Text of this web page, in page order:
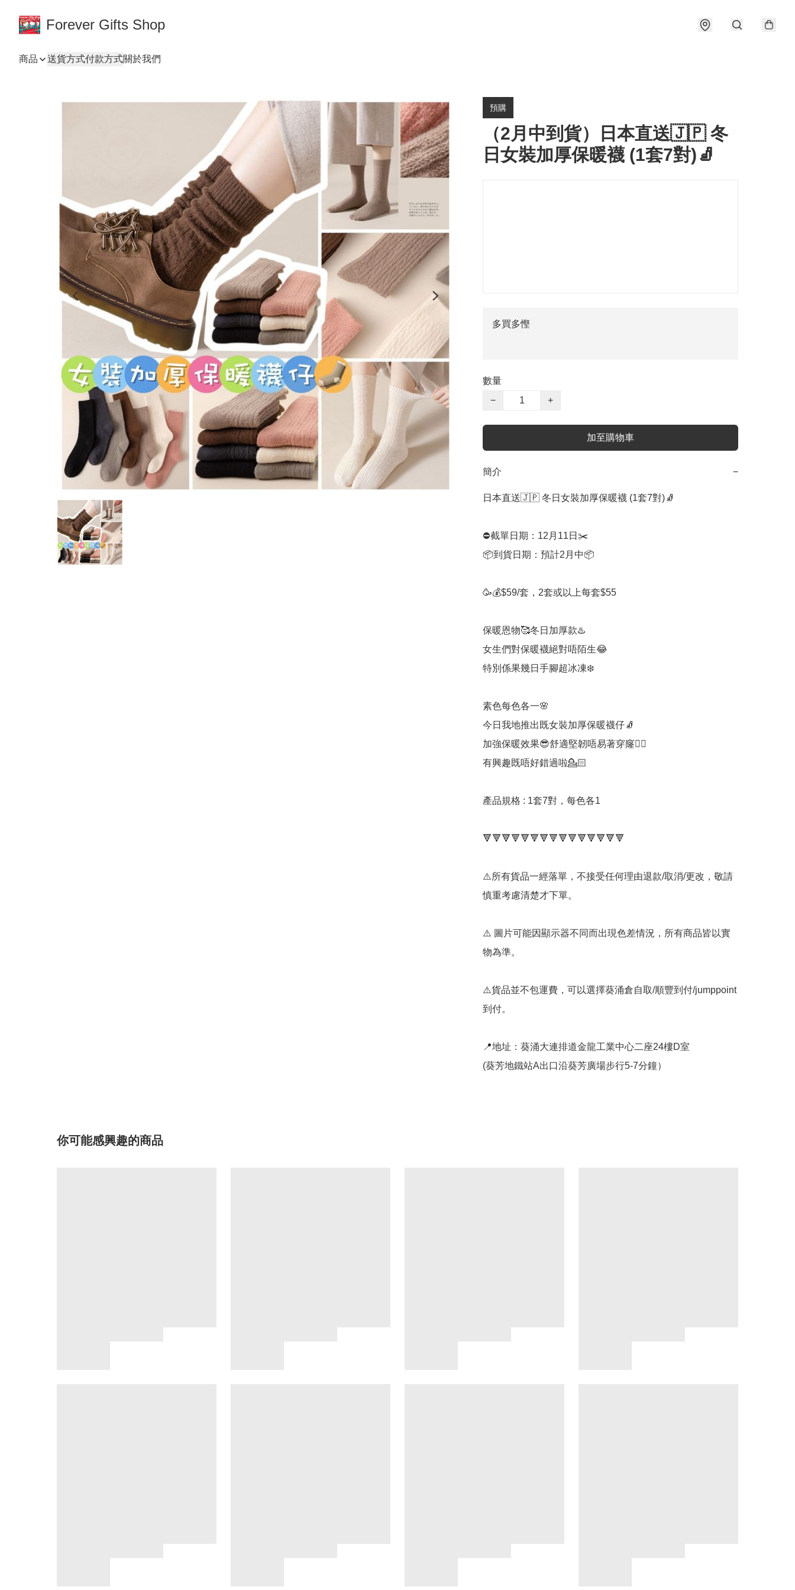
Forever Gifts Shop
商品 送貨方式付款方式關於我們
預購
（2月中到貨）日本直送🇯🇵 冬
日女裝加厚保暖襪 (1套7對)🧦
多買多慳
數量
−
+
加至購物車
簡介 −
日本直送🇯🇵 冬日女裝加厚保暖襪 (1套7對)🧦
⛔️截單日期：12月11日✂️
📦到貨日期：預計2月中📦
🥳💰$59/套，2套或以上每套$55
保暖恩物🥰冬日加厚款♨️
女生們對保暖襪絕對唔陌生😂
特別係果幾日手腳超冰凍❄️
素色每色各一🌸
今日我地推出既女裝加厚保暖襪仔🧦
加強保暖效果😎舒適堅韌唔易著穿窿☝🏻
有興趣既唔好錯過啦💁🏻
產品規格 : 1套7對，每色各1
🔻🔻🔻🔻🔻🔻🔻🔻🔻🔻🔻🔻🔻🔻🔻
⚠️所有貨品一經落單，不接受任何理由退款/取消/更改，敬請
慎重考慮清楚才下單。
⚠️ 圖片可能因顯示器不同而出現色差情況，所有商品皆以實
物為準。
⚠️貨品並不包運費，可以選擇葵涌倉自取/順豐到付/jumppoint
到付。
📍地址：葵涌大連排道金龍工業中心二座24樓D室
(葵芳地鐵站A出口沿葵芳廣場步行5-7分鐘）
你可能感興趣的商品